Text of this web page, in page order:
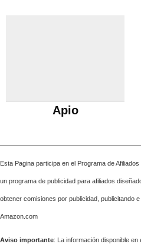
Apio
Esta Pagina participa en el Programa de
un programa de publicidad para afiliados
obtener comisiones por publicidad, publicitando
Amazon.com
Aviso importante: La información disponible